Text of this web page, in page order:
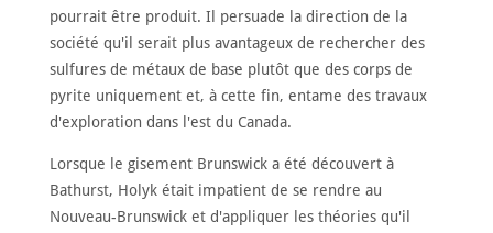
SPONSORS
DE
SOUTIEN
CONTACT
Français
pourrait être produit. Il persuade la direction de la
société qu'il serait plus avantageux de rechercher des
sulfures de métaux de base plutôt que des corps de
pyrite uniquement et, à cette fin, entame des travaux
d'exploration dans l'est du Canada.
Lorsque le gisement Brunswick a été découvert à
Bathurst, Holyk était impatient de se rendre au
Nouveau-Brunswick et d'appliquer les théories qu'il